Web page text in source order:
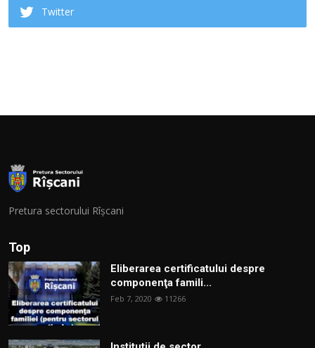
Twitter
Pretura sectorului Rîșcani
Top
Eliberarea certificatului despre
componenţa famili...
Feb 7, 2020 11266